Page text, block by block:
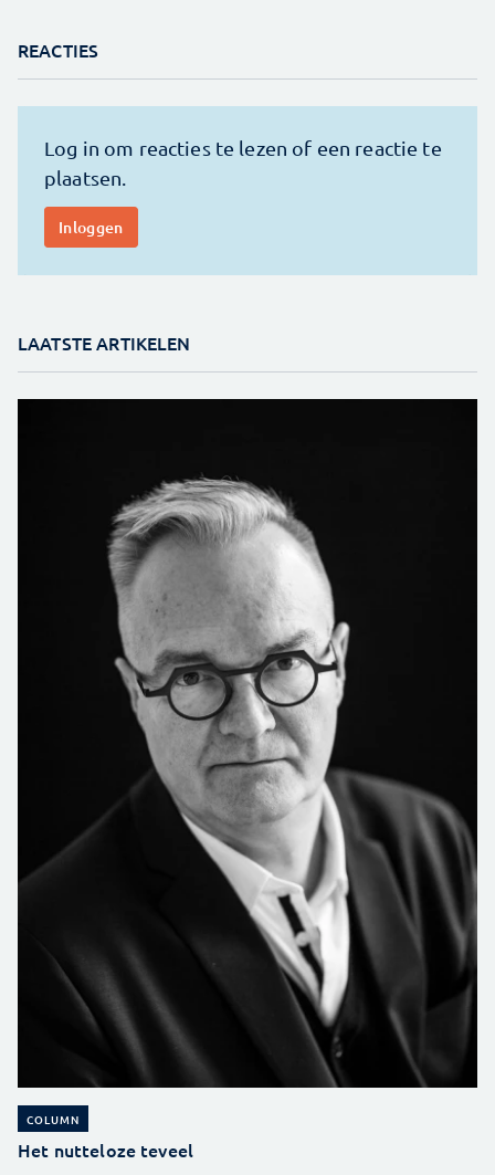
REACTIES
LAATSTE ARTIKELEN
COLUMN
Het nutteloze teveel